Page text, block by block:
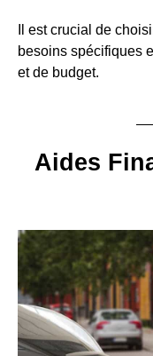
Il est crucial de
besoins spécifiques
et de budget.
Aides